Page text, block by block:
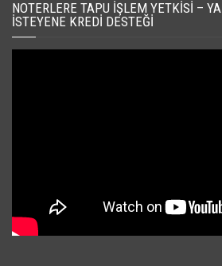
NOTERLERE TAPU İŞLEM YETKISI –
İSTEYENE KREDI DESTEĞI